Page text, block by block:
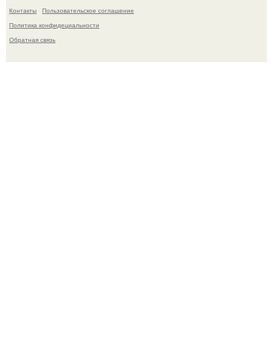
Контакты
Пользовательское соглашение
Политика конфидециальности
Обратная связь